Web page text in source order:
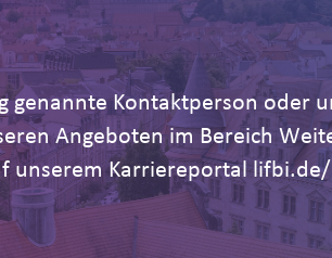
genannte Kontaktperson oder
Angeboten im Bereich
unserem Karriereportal